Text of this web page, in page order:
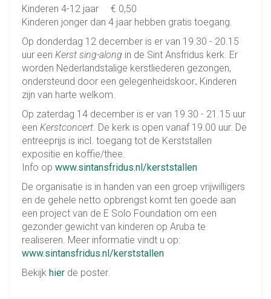
Kinderen 4-12 jaar € 0,50
Kinderen jonger dan 4 jaar hebben gratis toegang.
Op donderdag 12 december is er van 19.30 - 20.15
uur een Kerst sing-along in de Sint Ansfridus kerk. Er
worden Nederlandstalige kerstliederen gezongen,
ondersteund door een gelegenheidskoor. Kinderen
zijn van harte welkom.
Op zaterdag 14 december is er van 19.30 - 21.15 uur
een Kerstconcert. De kerk is open vanaf 19.00 uur. De
entreeprijs is incl. toegang tot de Kerststallen
expositie en koffie/thee.
Info op www.sintansfridus.nl/kerststallen
De organisatie is in handen van een groep vrijwilligers
en de gehele netto opbrengst komt ten goede aan
een project van de E Solo Foundation om een
gezonder gewicht van kinderen op Aruba te
realiseren. Meer informatie vindt u op:
www.sintansfridus.nl/kerststallen
Bekijk hier de poster.